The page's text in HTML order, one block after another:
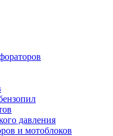
давления
и мотоблоков